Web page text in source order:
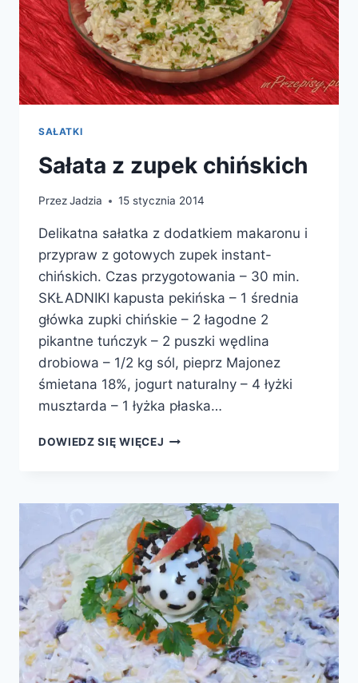
SAŁATKI
Sałata z zupek chińskich
PrzezJadzia 15 stycznia 2014
Delikatna sałatka z dodatkiem makaronu i
przypraw z gotowych zupek instant-
chińskich. Czas przygotowania – 30 min.
SKŁADNIKI kapusta pekińska – 1 średnia
główka zupki chińskie – 2 łagodne 2
pikantne tuńczyk – 2 puszki wędlina
drobiowa – 1/2 kg sól, pieprz Majonez
śmietana 18%, jogurt naturalny – 4 łyżki
musztarda – 1 łyżka płaska…
DOWIEDZ SIĘ WIĘCEJ SAŁATA